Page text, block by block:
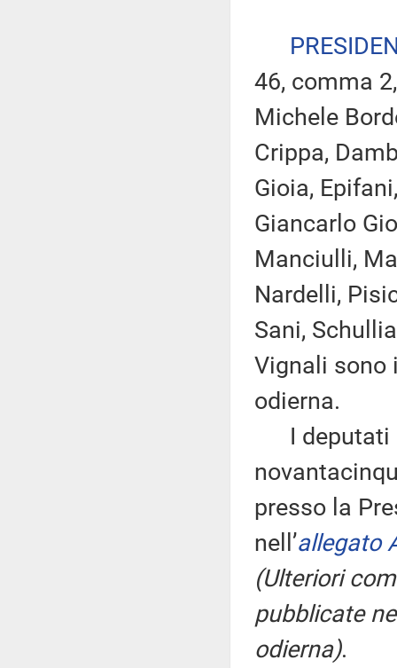
46, comma
Michele
Crippa,
Gioia,
Giancarlo
Manciulli,
Nardelli,
Sani,
Vignali sono
odierna.
I deputati
presso la
nell’allegato
(Ulteriori
pubblicate
odierna).